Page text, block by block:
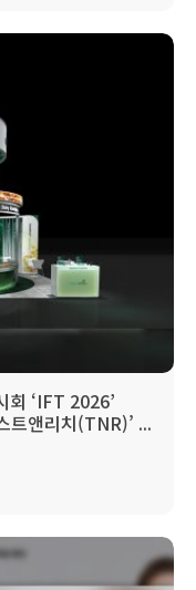
회 ‘IFT 2026’
트앤리치(TNR)’ ...